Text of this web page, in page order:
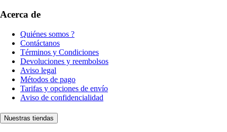
Acerca de
Quiénes somos ?
Contáctanos
Términos y Condiciones
Devoluciones y reembolsos
Aviso legal
Métodos de pago
Tarifas y opciones de envío
Aviso de confidencialidad
Nuestras tiendas